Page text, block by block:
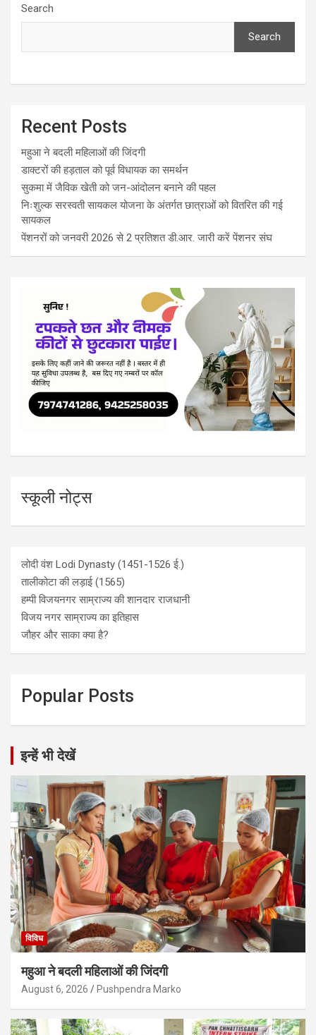
Search
Search
Recent Posts
महुआ ने बदली महिलाओं की जिंदगी
डाक्टरों की हड़ताल को पूर्व विधायक का समर्थन
सुकमा में जैविक खेती को जन-आंदोलन बनाने की पहल
निःशुल्क सरस्वती सायकल योजना के अंतर्गत छात्राओं को वितरित की गई
सायकल
पेंशनरों को जनवरी 2026 से 2 प्रतिशत डी.आर. जारी करें पेंशनर संघ
स्कूली नोट्स
लोदी वंश Lodi Dynasty (1451-1526 ई.)
तालीकोटा की लड़ाई (1565)
हम्पी विजयनगर साम्राज्य की शानदार राजधानी
विजय नगर साम्राज्य का इतिहास
जौहर और साका क्या है?
Popular Posts
इन्हें भी देखें
विविध
महुआ ने बदली महिलाओं की जिंदगी
August 6, 2026 Pushpendra Marko